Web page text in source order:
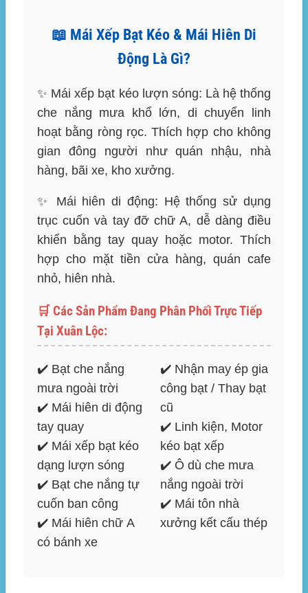
📖 Mái Xếp Bạt Kéo & Mái Hiên Di
Động Là Gì?
✨ Mái xếp bạt kéo lượn sóng: Là hệ thống
che nắng mưa khổ lớn, di chuyển linh
hoạt bằng ròng rọc. Thích hợp cho không
gian đông người như quán nhậu, nhà
hàng, bãi xe, kho xưởng.
✨ Mái hiên di động: Hệ thống sử dụng
trục cuốn và tay đỡ chữ A, dễ dàng điều
khiển bằng tay quay hoặc motor. Thích
hợp cho mặt tiền cửa hàng, quán cafe
nhỏ, hiên nhà.
🛒 Các Sản Phẩm Đang Phân Phối Trực Tiếp
Tại Xuân Lộc:
✔️ Bạt che nắng
mưa ngoài trời
✔️ Mái hiên di động
tay quay
✔️ Mái xếp bạt kéo
dạng lượn sóng
✔️ Bạt che nắng tự
cuốn ban công
✔️ Mái hiên chữ A
có bánh xe
✔️ Nhận may ép gia
công bạt /Thay bạt
cũ
✔️ Linh kiện, Motor
kéo bạt xếp
✔️ Ô dù che mưa
nắng ngoài trời
✔️ Mái tôn nhà
xưởng kết cấu thép